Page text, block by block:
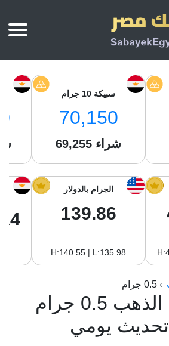
سبيكة 10 جرام
70,150
69,255 شراء
الجرام بالدولار
139.86
H:140.55 | L:135.98
0.5 جرام
سعر سبيكة الذهب 0.5 جرام
يومي